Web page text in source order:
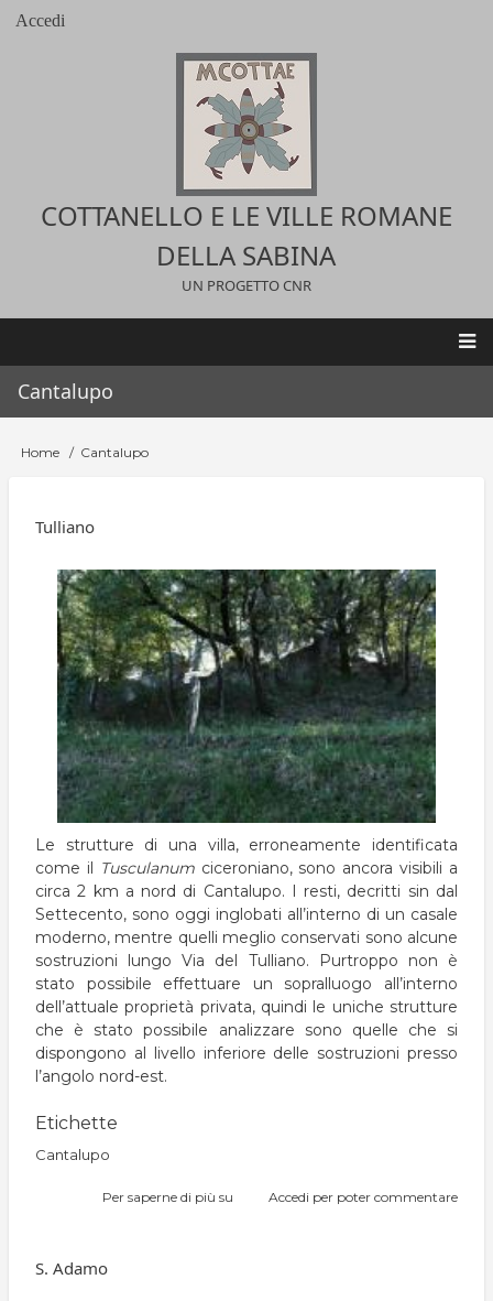
Salta
User
Accedi
COTTANELLO E LE VILLE ROMANE
DELLA SABINA
UN PROGETTO CNR
Main
navigation
Cantalupo
Briciole
Home Cantalupo
Tulliano
Le strutture di una villa, erroneamente identificata
come il Tusculanumciceroniano, sono ancora visibili a
circa 2 km a nord di Cantalupo. I resti, decritti sin dal
Settecento, sono oggi inglobati all’interno di un casale
moderno, mentre quelli meglio conservati sono alcune
sostruzioni lungo Via del Tulliano. Purtroppo non è
stato possibile effettuare un sopralluogo all’interno
dell’attuale proprietà privata, quindi le uniche strutture
che è stato possibile analizzare sono quelle che si
dispongono al livello inferiore delle sostruzioni presso
l’angolo nord-est.
Etichette
Cantalupo
Per saperne di più su TullianoAccedi per poter commentare
S. Adamo